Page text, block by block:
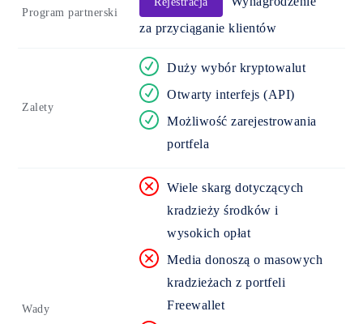
Program partnerski
za przyciąganie klientów
Zalety
Duży wybór kryptowalut
Otwarty interfejs (API)
Możliwość zarejestrowania
portfela
Wady
Wiele skarg dotyczących
kradzieży środków i
wysokich opłat
Media donoszą o masowych
kradzieżach z portfeli
Freewallet